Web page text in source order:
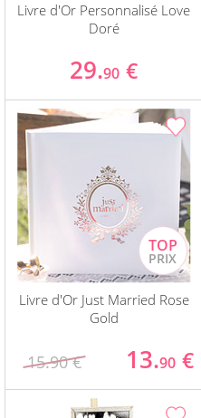
Livre d'Or Personnalisé Love
Doré
29.90 €
Livre d'Or Just Married Rose
Gold
15.90 € 13.90 €